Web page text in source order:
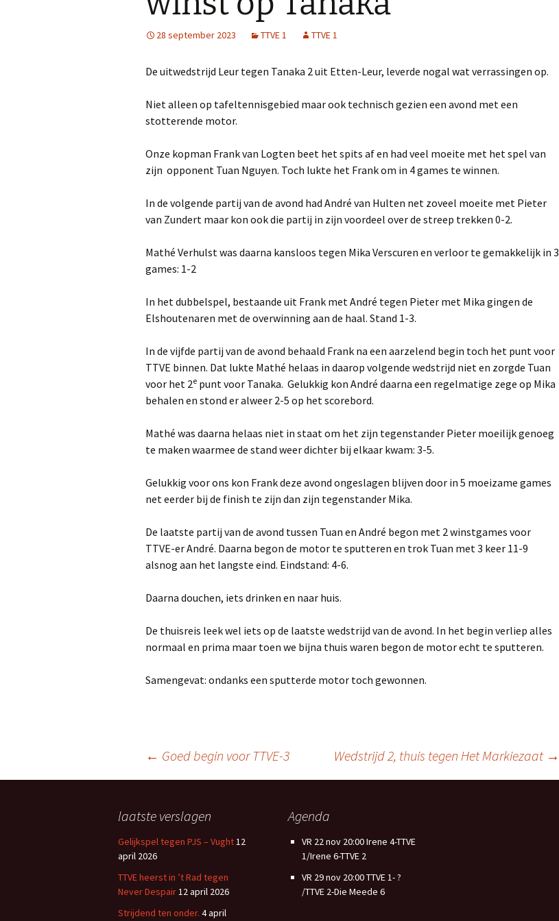
2015
28 september 2023 TTVE 1 TTVE 1
De uitwedstrijd Leur tegen Tanaka 2 uit Etten-Leur, leverde nogal wat verrassingen op.
Niet alleen op tafeltennisgebied maar ook technisch gezien een avond met een
stotterende motor.
Onze kopman Frank van Logten beet het spits af en had veel moeite met het spel van
zijn opponent Tuan Nguyen. Toch lukte het Frank om in 4 games te winnen.
In de volgende partij van de avond had André van Hulten net zoveel moeite met Pieter
van Zundert maar kon ook die partij in zijn voordeel over de streep trekken 0-2.
Mathé Verhulst was daarna kansloos tegen Mika Verscuren en verloor te gemakkelijk in 3
games: 1-2
In het dubbelspel, bestaande uit Frank met André tegen Pieter met Mika gingen de
Elshoutenaren met de overwinning aan de haal. Stand 1-3.
In de vijfde partij van de avond behaald Frank na een aarzelend begin toch het punt voor
TTVE binnen. Dat lukte Mathé helaas in daarop volgende wedstrijd niet en zorgde Tuan
voor het 2e punt voor Tanaka. Gelukkig kon André daarna een regelmatige zege op Mika
behalen en stond er alweer 2-5 op het scorebord.
Mathé was daarna helaas niet in staat om het zijn tegenstander Pieter moeilijk genoeg
te maken waarmee de stand weer dichter bij elkaar kwam: 3-5.
Gelukkig voor ons kon Frank deze avond ongeslagen blijven door in 5 moeizame games
net eerder bij de finish te zijn dan zijn tegenstander Mika.
De laatste partij van de avond tussen Tuan en André begon met 2 winstgames voor
TTVE-er André. Daarna begon de motor te sputteren en trok Tuan met 3 keer 11-9
alsnog aan het langste eind. Eindstand: 4-6.
Daarna douchen, iets drinken en naar huis.
De thuisreis leek wel iets op de laatste wedstrijd van de avond. In het begin verliep alles
normaal en prima maar toen we bijna thuis waren begon de motor echt te sputteren.
Samengevat: ondanks een sputterde motor toch gewonnen.
Berichtnavigatie
← Goed begin voor TTVE-3 Wedstrijd 2, thuis tegen Het Markiezaat →
laatste verslagen
Gelijkspel tegen PJS – Vught12
april 2026
TTVE heerst in ’t Rad tegen
Never Despair12 april 2026
Strijdend ten onder. 4 april
Agenda
VR 22 nov 20:00 Irene 4-TTVE
1/Irene 6-TTVE 2
VR 29 nov 20:00 TTVE 1- ?
/TTVE 2-Die Meede 6